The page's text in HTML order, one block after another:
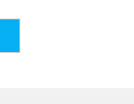
como
canaletas